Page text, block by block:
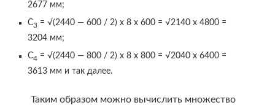
2677 мм;
С3 = √(2440 — 600 / 2) х 8 х 600 = √2140 х 4800 =
3204 мм;
С4 = √(2440 — 800 / 2) х 8 х 800 = √2040 х 6400 =
3613 мм и так далее.
Таким образом можно вычислить множество